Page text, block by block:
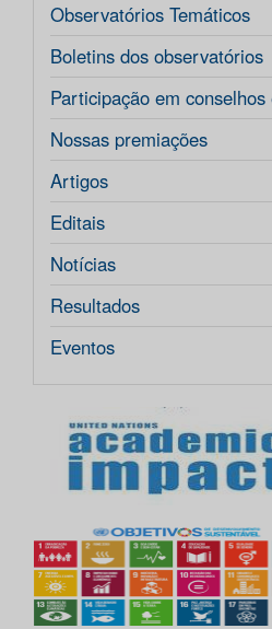
Observatórios Temáticos
Boletins dos observatórios
Participação em
Nossas premiações
Artigos
Editais
Notícias
Resultados
Eventos